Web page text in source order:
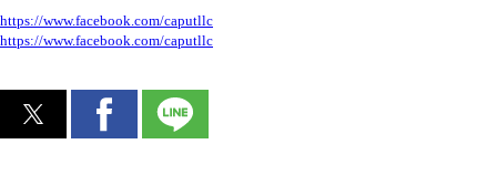
https://www.facebook.com/caputllc
https://www.facebook.com/caputllc